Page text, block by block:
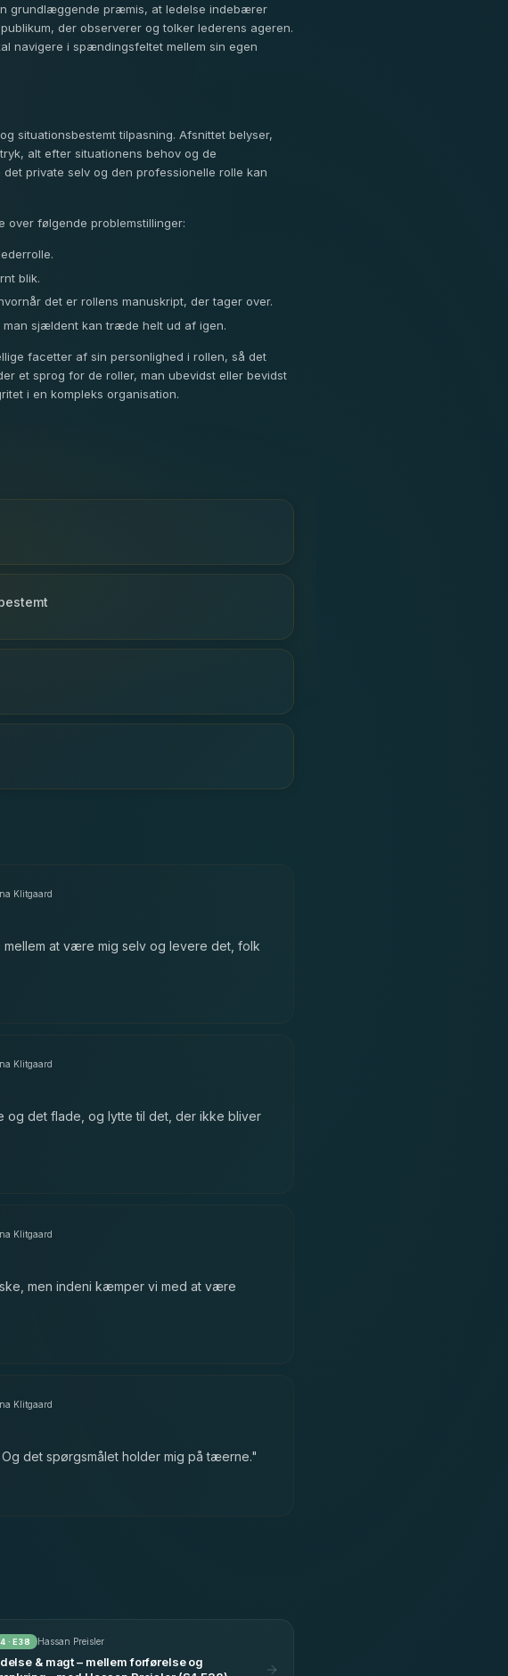
grundlæggende præmis, at ledelse indebærer
der observerer og tolker lederens ageren.
navigere i spændingsfeltet mellem sin egen
situationsbestemt tilpasning. Afsnittet belyser,
alt efter situationens behov og de
private selv og den professionelle rolle kan
over følgende problemstillinger:
blik.
det er rollens manuskript, der tager over.
sjældent kan træde helt ud af igen.
facetter af sin personlighed i rollen, så det
et sprog for de roller, man ubevidst eller bevidst
i en kompleks organisation.
Klitgaard
at være mig selv og levere det, folk
Klitgaard
og det flade, og lytte til det, der ikke bliver
Klitgaard
men indeni kæmper vi med at være
Klitgaard
det spørgsmålet holder mig på tæerne."
4 · E38 Hassan Preisler
& magt – mellem forførelse og